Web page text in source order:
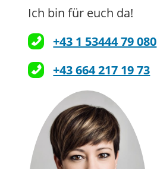
Ich bin für euch da!
+43 1 53444 79 080
+43 664 217 19 73